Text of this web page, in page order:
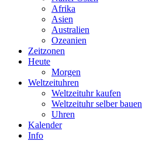
Afrika
Asien
Australien
Ozeanien
Zeitzonen
Heute
Morgen
Weltzeituhren
Weltzeituhr kaufen
Weltzeituhr selber bauen
Uhren
Kalender
Info